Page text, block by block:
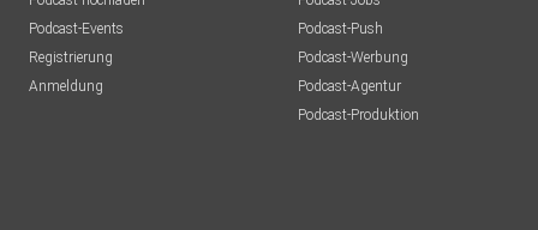
Podcast-Events
Registrierung
Anmeldung
Podcast-Push
Podcast-Werbung
Podcast-Agentur
Podcast-Produktion